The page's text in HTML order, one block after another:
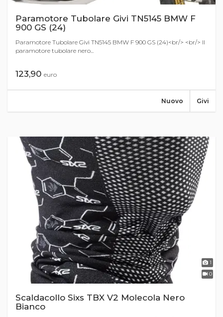
Paramotore Tubolare Givi TN5145 BMW F
900 GS (24)
Paramotore Tubolare Givi TN5145 BMW F 900 GS (24)<br/> <br/> Il
paramotore tubolare nero...
123,90 euro
Givi
Nuovo
1
0
Scaldacollo Sixs TBX V2 Molecola Nero
Bianco